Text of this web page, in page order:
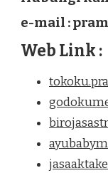
e-mail :
Web Link :